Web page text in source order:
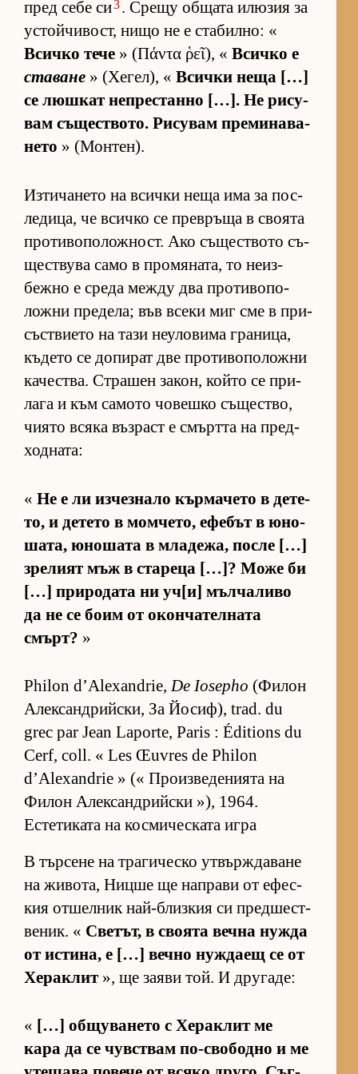
пред себе си3. Срещу об­щата илю­зия за
ус­той­чи­вост, нищо не е ста­бил­но: «
Всичко тече » (Πάντα ῥεῖ), « Всичко е
ставане » (Хе­гел), « Всички неща […]
се люш­кат неп­рес­танно […]. Не ри­су­
вам съ­щес­т­во­то. Ри­су­вам пре­ми­на­ва­
нето » (Мон­тен).
Из­ти­ча­нето на всички неща има за пос­
ле­ди­ца, че всичко се прев­ръща в сво­ята
про­ти­во­по­лож­ност. Ако съ­щес­т­вото съ­
щес­т­вува само в про­мя­на­та, то не­из­
бежно е среда между два про­ти­во­по­
ложни пре­де­ла; във всеки миг сме в при­
със­т­ви­ето на тази не­у­ло­вима гра­ни­ца,
къ­дето се до­пи­рат две про­ти­во­по­ложни
ка­чес­т­ва. Стра­шен за­кон, който се при­
лага и към са­мото чо­вешко съ­щес­т­во,
чи­ято всяка въз­раст е смъртта на пред­
ход­на­та:
« Не е ли из­чез­нало кър­ма­чето в де­те­
то, и де­тето в мом­че­то, ефе­бът в юно­
ша­та, юно­шата в мла­де­жа, после […]
зре­лият мъж в ста­реца […]? Може би
[…] при­ро­дата ни уч­[и] мъл­ча­ливо
да не се боим от окон­ча­тел­ната
смърт? »
Philon d’Alexandrie,De Iosepho (Фи­лон
Алек­сан­д­рийс­ки, За Йо­сиф), trad. du
grec par Jean Laporte, Paris : Éditions du
Cerf, coll. « Les Œuvres de Philon
d’Alexandrie » (« Про­из­ве­де­ни­ята на
Фи­лон Алек­сан­д­рийски »), 1964.
Естетиката на космическата игра
В тър­сене на тра­ги­ческо ут­вър­ж­да­ване
на жи­во­та, Ницше ще нап­рави от ефес­
кия от­шел­ник най-близ­кия си пред­шес­т­
ве­ник. « Све­тът, в сво­ята вечна нужда
от ис­ти­на, е […] вечно нуж­даещ се от
Хе­рак­лит », ще за­яви той. И дру­га­де:
« […] об­щу­ва­нето с Хе­рак­лит ме
кара да се чув­с­т­вам по-сво­бодно и ме